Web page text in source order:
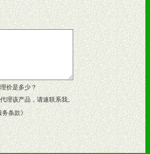
告操作手册、专柜咨询手册等各种市
、假货。
作方案。
价是多少？
理该产品，请速联系我。
务条款》